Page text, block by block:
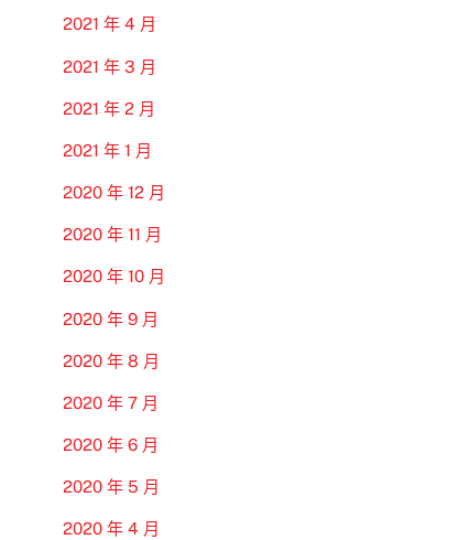
2021 年 4 月
2021 年 3 月
2021 年 2 月
2021 年 1 月
2020 年 12 月
2020 年 11 月
2020 年 10 月
2020 年 9 月
2020 年 8 月
2020 年 7 月
2020 年 6 月
2020 年 5 月
2020 年 4 月